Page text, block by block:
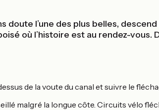
doute l’une des plus belles,
où l’histoire est au rendez-
de la voute du canal et suivre le
malgré la longue côte. Circuits vélo